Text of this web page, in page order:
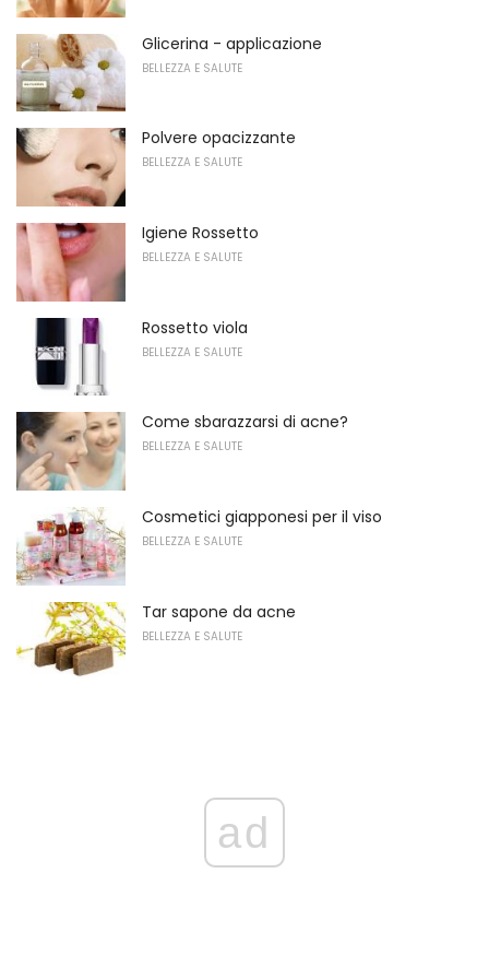
Glicerina - applicazione
BELLEZZA E SALUTE
Polvere opacizzante
BELLEZZA E SALUTE
Igiene Rossetto
BELLEZZA E SALUTE
Rossetto viola
BELLEZZA E SALUTE
Come sbarazzarsi di acne?
BELLEZZA E SALUTE
Cosmetici giapponesi per il viso
BELLEZZA E SALUTE
Tar sapone da acne
BELLEZZA E SALUTE
ad